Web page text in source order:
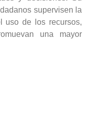
supervisen la
uso de los recursos,
una mayor